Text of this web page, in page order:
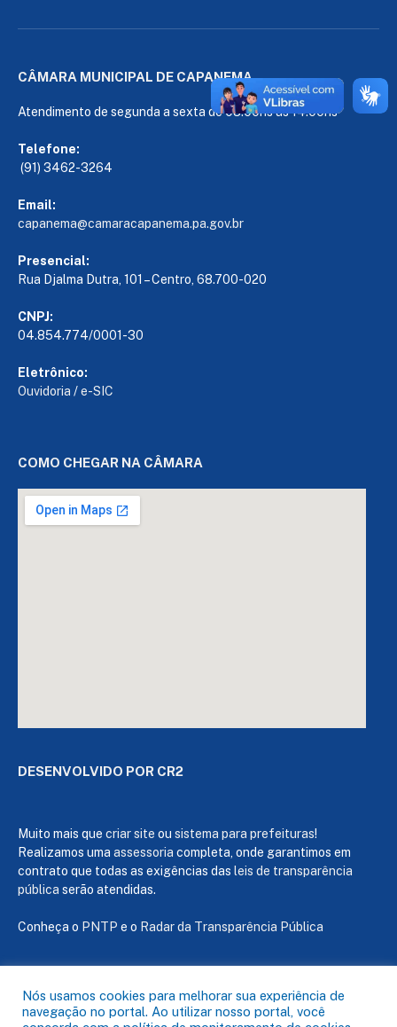
CÂMARA MUNICIPAL DE CAPANEMA
Atendimento de segunda a sexta de 08:00hs às 14:00hs
Telefone:
(91) 3462-3264
Email:
capanema@camaracapanema.pa.gov.br
Presencial:
Rua Djalma Dutra, 101 – Centro, 68.700-020
CNPJ:
04.854.774/0001-30
Eletrônico:
Ouvidoria /e-SIC
COMO CHEGAR NA CÂMARA
DESENVOLVIDO POR CR2
Muito mais que criar site ou sistema para prefeituras!
Realizamos uma assessoria completa, onde garantimos em
contrato que todas as exigências das leis de transparência
pública serão atendidas.
Conheça o PNTP e o Radar da Transparência Pública
Todos os direitos reservados a Câmara de Capanema
Nós usamos cookies para melhorar sua experiência de
navegação no portal. Ao utilizar nosso portal, você